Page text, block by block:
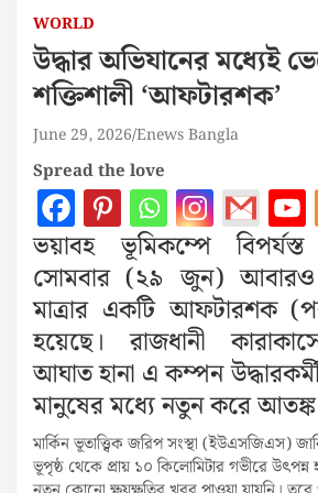
WORLD
উদ্ধার অভিযানের মধ্যেই
শক্তিশালী ‘আফটারশক’
June 29, 2026 Enews Bangla
Spread the love
ভয়াবহ ভূমিকম্পে
সোমবার (২৯ জুন)
মাত্রার একটি আফটারশক
হয়েছে। রাজধানী
আঘাত হানা এ কম্পন
মানুষের মধ্যে নতুন করে আতঙ্ক
মার্কিন ভূতাত্ত্বিক জরিপ সংস্থা (ইউএসজিএস)
ভূপৃষ্ঠ থেকে প্রায় ১০ কিলোমিটার গভীরে উৎপন্ন